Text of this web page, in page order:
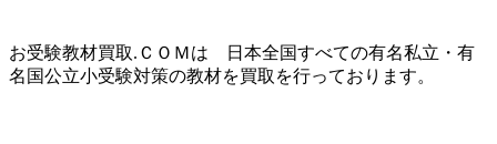
お受験教材買取.ＣＯＭは 日本全国すべての有名私立・有
名国公立小受験対策の教材を買取を行っております。